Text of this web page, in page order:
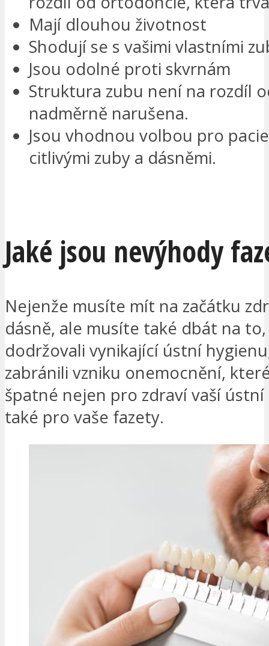
Mají dlouhou životnost
Shodují se s vašimi vlastními
Jsou odolné proti skvrnám
Struktura zubu není na rozdíl
nadměrně narušena.
Jsou vhodnou volbou pro
citlivými zuby a dásněmi.
Jaké jsou nevýhody
Nejenže musíte mít na začátku
dásně, ale musíte také dbát na
dodržovali vynikající ústní
zabránili vzniku onemocnění,
špatné nejen pro zdraví vaší
také pro vaše fazety.